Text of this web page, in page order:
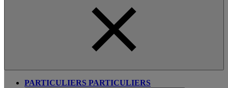
PARTICULIERS PARTICULIERS